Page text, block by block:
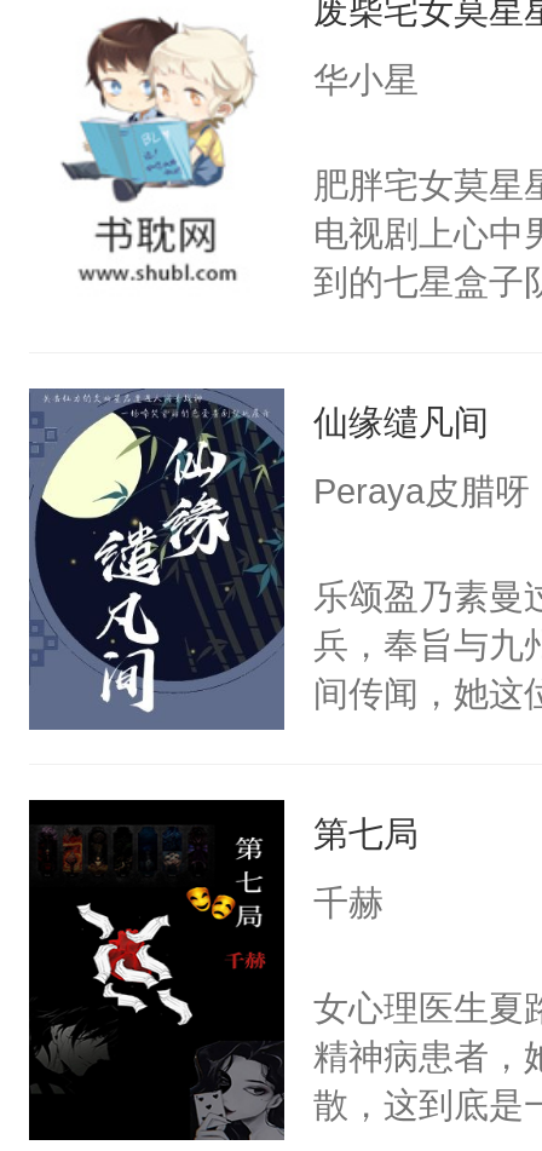
义，他决定参
凌，帮助女主
有血缘的弟弟
不喜欢我，是
意的校霸学生
其实我也可以
的。本文是万
美。
废柴宅女莫星
华小星
肥胖宅女莫星
电视剧上心中
到的七星盒子
重生，莫星星
体，在莫星星
流苏容貌冠绝
宫宴上见到三
竭虑，但异域
宴包裹里，有
武流苏势要查
忙，武流苏帮
经起伏，在成
炆对自己始终
最后关头帮赵
仙缘缱凡间
Peraya皮腊呀
乐颂盈乃素曼
兵，奉旨与九
间传闻，她这
而易举就被乐
才明白，周之
个傻子。不
对方是真星君
原则：能动手
星不见了，难
第七局
千赫
女心理医生夏
精神病患者，
散，这到底是